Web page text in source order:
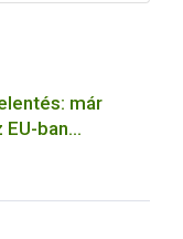
már
ban